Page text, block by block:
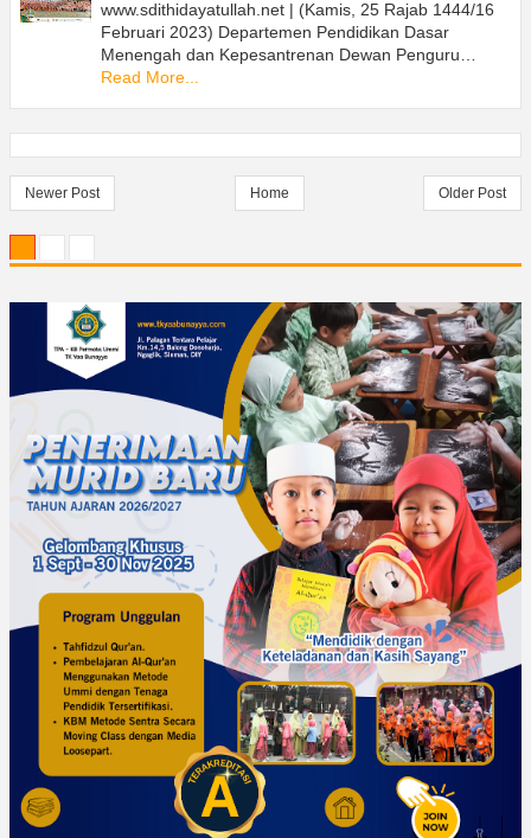
www.sdithidayatullah.net | (Kamis, 25 Rajab 1444/16
Februari 2023) Departemen Pendidikan Dasar
Menengah dan Kepesantrenan Dewan Penguru…
Read More...
Newer Post Older Post
Home